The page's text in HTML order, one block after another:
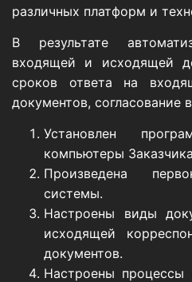
различных платформ и
В результате
входящей и исходящей
сроков ответа на
документов, согласование
Установлен
компьютеры
Произведена
системы.
Настроены виды
исходящей
документов.
Настроены процессы